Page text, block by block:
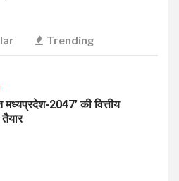
Trending
मध्यप्रदेश-2047’ की वित्तीय